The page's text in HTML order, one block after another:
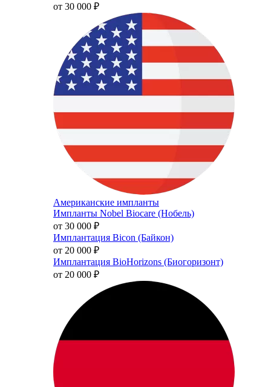
от 30 000 ₽
Американские импланты
Импланты Nobel Biocare (Нобель)
от 30 000 ₽
Имплантация Bicon (Байкон)
от 20 000 ₽
Имплантация BioHorizons (Биогоризонт)
от 20 000 ₽